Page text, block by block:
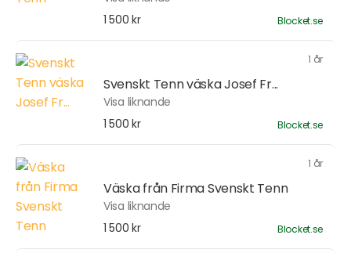
1 500 kr
Blocket.se
1 år
Svenskt Tenn väska Josef Fr...
Visa liknande
1 500 kr
Blocket.se
1 år
Väska från Firma Svenskt Tenn
Visa liknande
1 500 kr
Blocket.se